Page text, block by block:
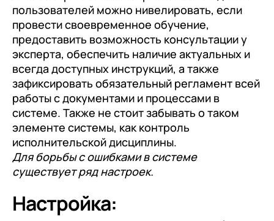
пользователей можно нивелировать, если
провести своевременное обучение,
предоставить возможность консультации у
эксперта, обеспечить наличие актуальных и
всегда доступных инструкций, а также
зафиксировать обязательный регламент всей
работы с документами и процессами в
системе. Также не стоит забывать о таком
элементе системы, как контроль
исполнительской дисциплины.
Для борьбы с ошибками в системе
существует ряд настроек.
Настройка: